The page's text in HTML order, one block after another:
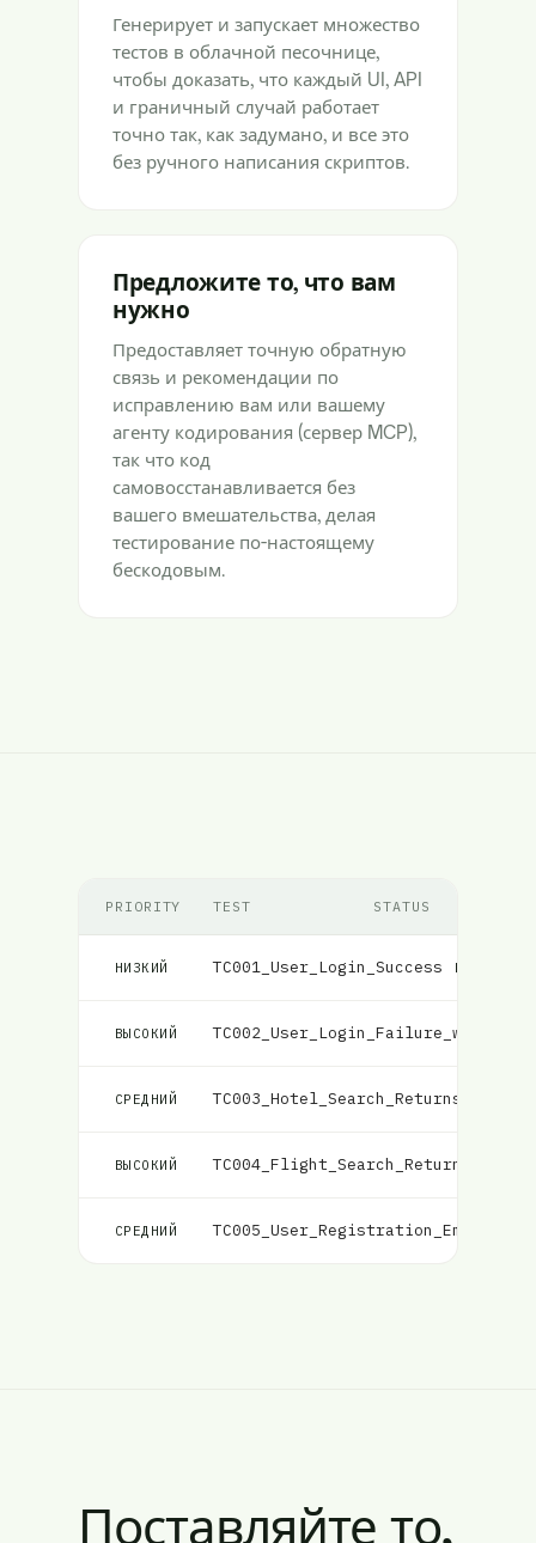
Генерирует и запускает множество
тестов в облачной песочнице,
чтобы доказать, что каждый UI, API
и граничный случай работает
точно так, как задумано, и все это
без ручного написания скриптов.
Предложите то, что вам
нужно
Предоставляет точную обратную
связь и рекомендации по
исправлению вам или вашему
агенту кодирования (сервер MCP),
так что код
самовосстанавливается без
вашего вмешательства, делая
тестирование по-настоящему
бескодовым.
PRIORITY TEST STATUS
НИЗКИЙ TC001_User_Login_Success Провален
ВЫСОКИЙ
СРЕДНИЙ
ВЫСОКИЙ
СРЕДНИЙ
Поставляйте то,